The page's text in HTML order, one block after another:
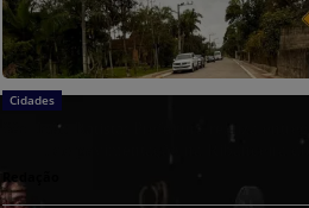
Cidades
São João Batista: Prefeitura realiza entrega